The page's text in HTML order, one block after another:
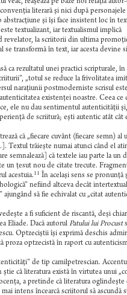
literară şi nici după personajele
abstracţiune şi îşi face insistent loc în
textualizant, iar textualismul implică
revelator, la scriitorii din ultima
transformă în text, iar acesta devine
ca rezultatul unei practici scripturale, în
„totul se reduce la frivolitatea
naraţiunii postmoderniste scrisul
existenţei noastre. Ceea ce
ele nu dau sentimentul autenticităţii şi,
de scriitură; eşti autentic atât cât
că „fiecare cuvânt (fiecare semn) al
Textul trăieşte numai atunci când el
semnalează] că textele iau parte la un
un ţesut nou de citate trecute.
acestuia. 11 În acelaşi sens se pronunţă
nefiind altceva decât
să fie echivalat cu „citat
a fi suficient de riscantă, deşi
Eliade. Dacă autorul Patului lui Procust
Optzeciştii îşi exprimă deschis
proza optzecistă în raport cu
de tip camilpetrescian.
că literatura există în virtutea unui
a pretinde că literatura oglindeşte
mai intens încearcă scriitorul să ascundă